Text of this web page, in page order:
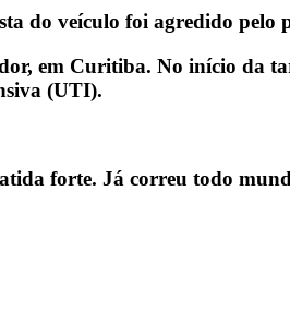
do veículo foi agredido pelo
em Curitiba. No início da
(UTI).
forte. Já correu todo